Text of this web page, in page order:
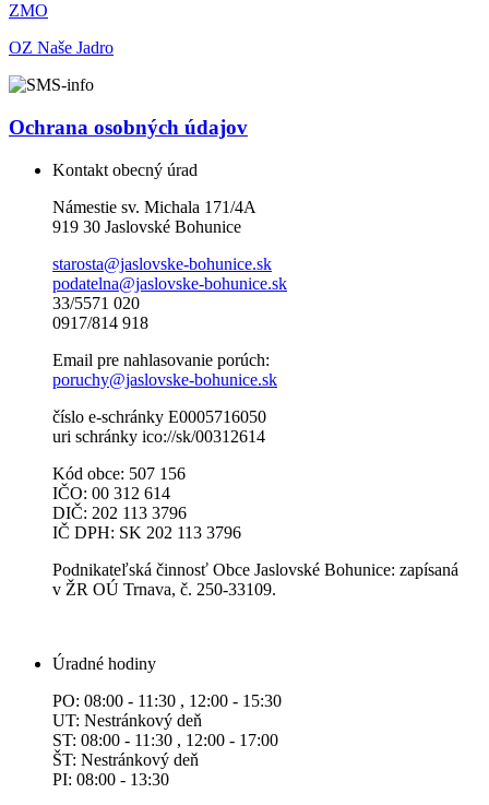
ZMO
OZ Naše Jadro
Ochrana osobných údajov
Kontakt obecný úrad
Námestie sv. Michala 171/4A
919 30 Jaslovské Bohunice
starosta@jaslovske-bohunice.sk
podatelna@jaslovske-bohunice.sk
33/5571 020
0917/814 918
Email pre nahlasovanie porúch:
poruchy@jaslovske-bohunice.sk
číslo e-schránky E0005716050
uri schránky ico://sk/00312614
Kód obce: 507 156
IČO: 00 312 614
DIČ: 202 113 3796
IČ DPH: SK 202 113 3796
Podnikateľská činnosť Obce Jaslovské Bohunice: zapísaná
v ŽR OÚ Trnava, č. 250-33109.
Úradné hodiny
PO: 08:00 - 11:30 , 12:00 - 15:30
UT: Nestránkový deň
ST: 08:00 - 11:30 , 12:00 - 17:00
ŠT: Nestránkový deň
PI: 08:00 - 13:30